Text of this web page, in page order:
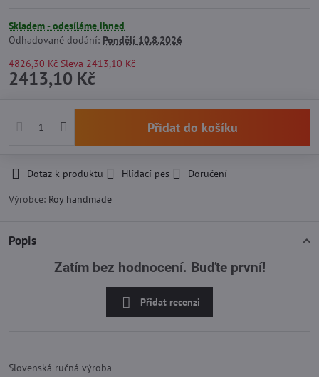
Skladem - odesíláme ihned
Odhadované dodání: Pondělí 10.8.2026
4826,30 Kč Sleva 2413,10 Kč
2413,10 Kč
Přidat do košíku
Dotaz k produktu Hlídací pes
Doručení
Výrobce: Roy handmade
Popis
Zatím bez hodnocení. Buďte první!
Přidat recenzi
Slovenská ručná výroba